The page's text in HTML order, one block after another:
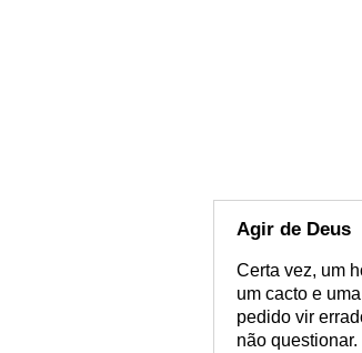
Agir de Deus
Certa vez, um
um cacto e
pedido vir
não questionar.